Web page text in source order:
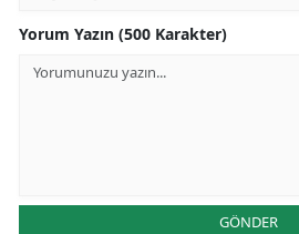
Yorum Yazın (500 Karakter)
GÖNDER